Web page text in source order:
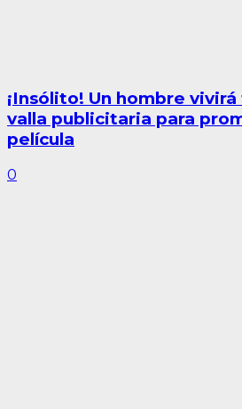
¡Insólito! Un hombre
valla publicitaria para
película
0